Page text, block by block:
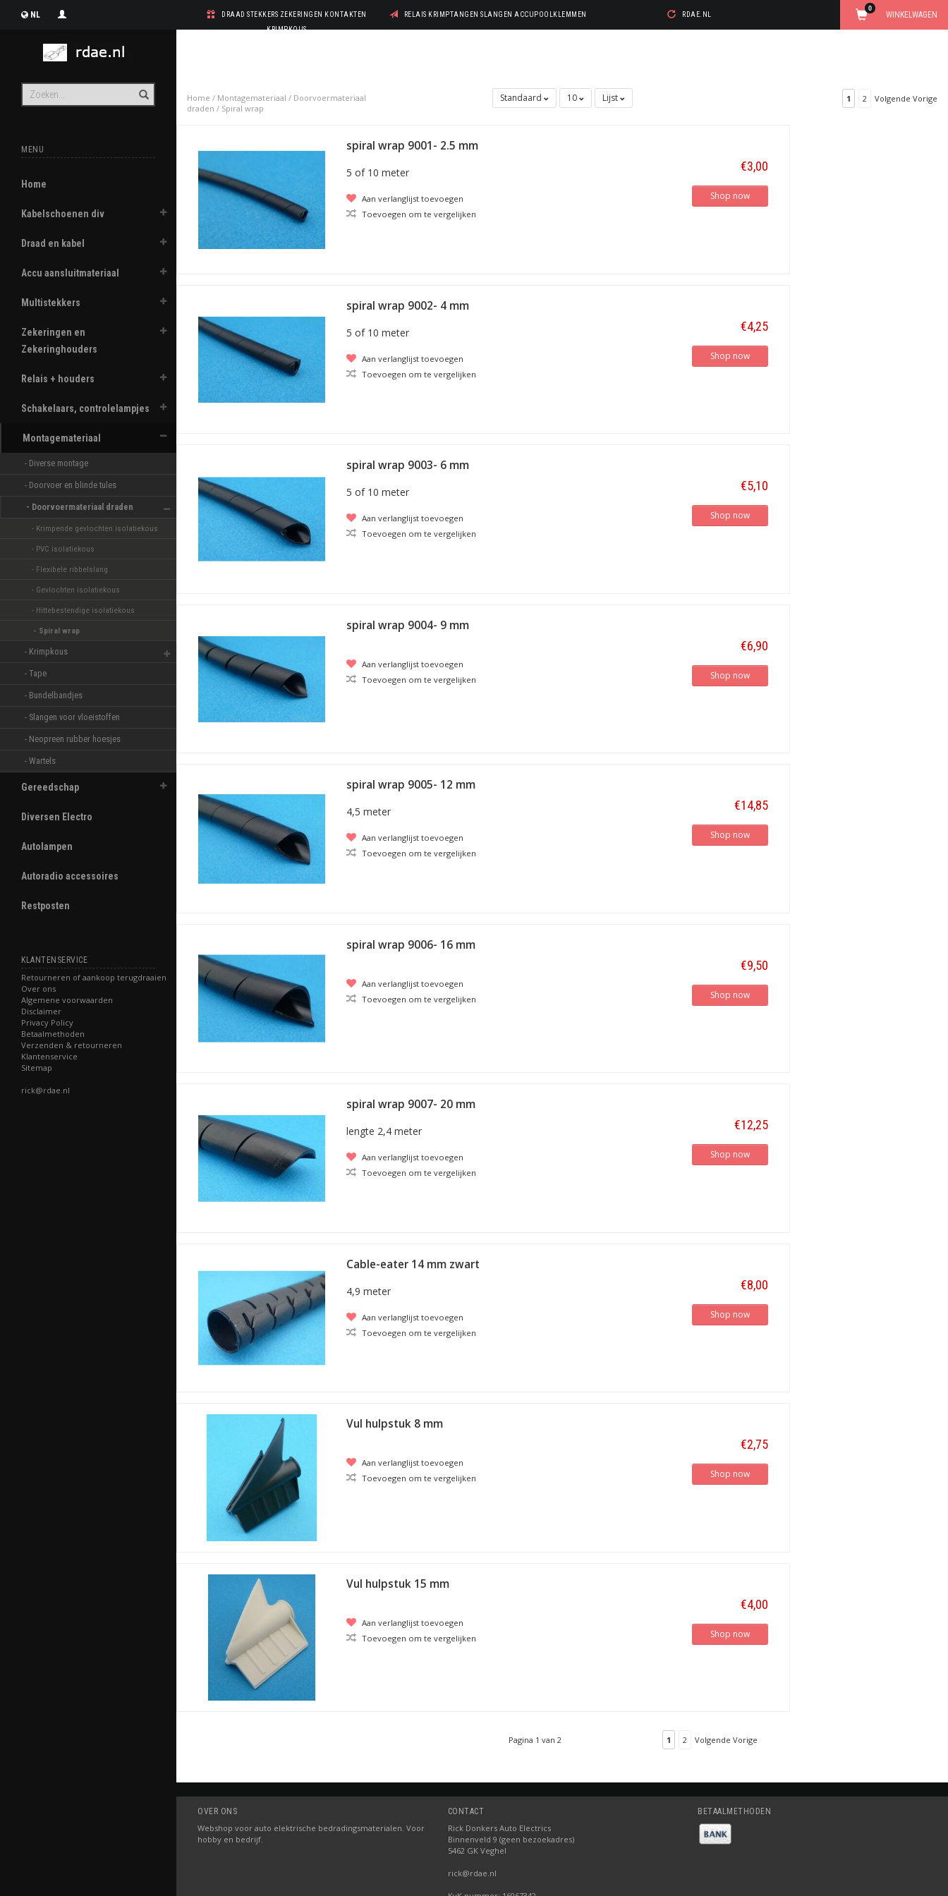
NL
DRAAD STEKKERS ZEKERINGEN KONTAKTEN
KRIMPKOUS
RELAIS KRIMPTANGEN SLANGEN ACCUPOOLKLEMMEN RDAE.NL WINKELWAGEN
0
MENU
Home
Kabelschoenen div
Draad en kabel
Accu aansluitmateriaal
Multistekkers
Zekeringen en
Zekeringhouders
Relais + houders
Schakelaars, controlelampjes
Montagemateriaal
- Diverse montage
- Doorvoer en blinde tules
- Doorvoermateriaal draden
- Krimpende gevlochten isolatiekous
- PVC isolatiekous
- Flexibele ribbelslang
- Gevlochten isolatiekous
- Hittebestendige isolatiekous
- Spiral wrap
- Krimpkous
- Tape
- Bundelbandjes
- Slangen voor vloeistoffen
- Neopreen rubber hoesjes
- Wartels
Gereedschap
Diversen Electro
Autolampen
Autoradio accessoires
Restposten
KLANTENSERVICE
Retourneren of aankoop terugdraaien
Over ons
Algemene voorwaarden
Disclaimer
Privacy Policy
Betaalmethoden
Verzenden & retourneren
Klantenservice
Sitemap
rick@rdae.nl
Home / Montagemateriaal / Doorvoermateriaal
draden / Spiral wrap
Standaard 10 Lijst 1 2 Volgende Vorige
spiral wrap 9001- 2.5 mm
5 of 10 meter
Aan verlanglijst toevoegen
Toevoegen om te vergelijken
€3,00
Shop now
spiral wrap 9002- 4 mm
5 of 10 meter
Aan verlanglijst toevoegen
Toevoegen om te vergelijken
€4,25
Shop now
spiral wrap 9003- 6 mm
5 of 10 meter
Aan verlanglijst toevoegen
Toevoegen om te vergelijken
€5,10
Shop now
spiral wrap 9004- 9 mm
Aan verlanglijst toevoegen
Toevoegen om te vergelijken
€6,90
Shop now
spiral wrap 9005- 12 mm
4,5 meter
Aan verlanglijst toevoegen
Toevoegen om te vergelijken
€14,85
Shop now
spiral wrap 9006- 16 mm
Aan verlanglijst toevoegen
Toevoegen om te vergelijken
€9,50
Shop now
spiral wrap 9007- 20 mm
lengte 2,4 meter
Aan verlanglijst toevoegen
Toevoegen om te vergelijken
€12,25
Shop now
Cable-eater 14 mm zwart
4,9 meter
Aan verlanglijst toevoegen
Toevoegen om te vergelijken
€8,00
Shop now
Vul hulpstuk 8 mm
Aan verlanglijst toevoegen
Toevoegen om te vergelijken
€2,75
Shop now
Vul hulpstuk 15 mm
Aan verlanglijst toevoegen
Toevoegen om te vergelijken
€4,00
Shop now
Pagina 1 van 2 1 2 Volgende Vorige
OVER ONS
Webshop voor auto elektrische bedradingsmaterialen. Voor
hobby en bedrijf.
CONTACT
Rick Donkers Auto Electrics
Binnenveld 9 (geen bezoekadres)
5462 GK Veghel
rick@rdae.nl
BETAALMETHODEN